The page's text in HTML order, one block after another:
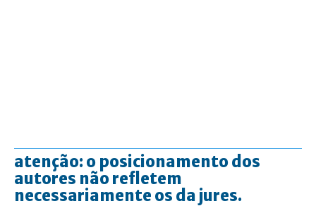
atenção: o posicionamento dos
autores não refletem
necessariamente os da jures.